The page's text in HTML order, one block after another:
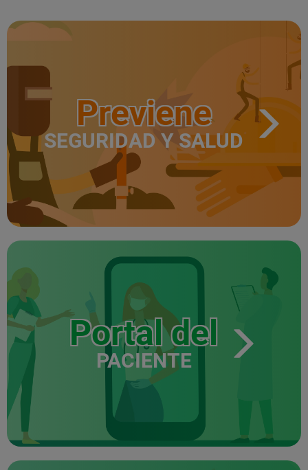
Previene
SEGURIDAD Y SALUD
Portal del
PACIENTE